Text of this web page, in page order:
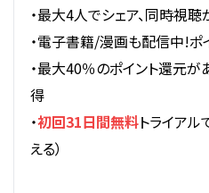
・最大4人でシェア、同時視
・電子書籍/漫画も配信中!ポ
・最大40％のポイント還元が
得
・初回31日間無料トライアル
える）